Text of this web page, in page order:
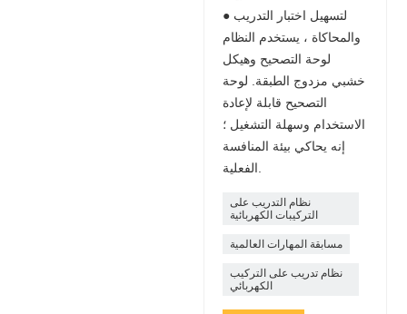
● لتسهيل اختبار التدريب
والمحاكاة ، يستخدم النظام
لوحة التصحيح وهيكل
خشبي مزدوج الطبقة. لوحة
التصحيح قابلة لإعادة
الاستخدام وسهلة التشغيل ؛
إنه يحاكي بيئة المنافسة
نظام التدريب على
التركيبات الكهربائية
مسابقة المهارات العالمية
نظام تدريب على التركيب
الكهربائي